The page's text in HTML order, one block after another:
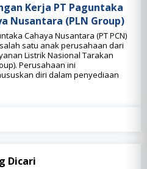
Kerja PT Paguntaka
Nusantara (PLN Group)
Cahaya Nusantara (PT PCN)
satu anak perusahaan dari
Listrik Nasional Tarakan
Perusahaan ini
diri dalam penyediaan
Dicari